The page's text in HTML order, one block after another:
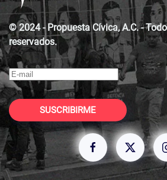
© 2024 - Propuesta Cívica, A.C. -
reservados.
SUSCRIBIRME